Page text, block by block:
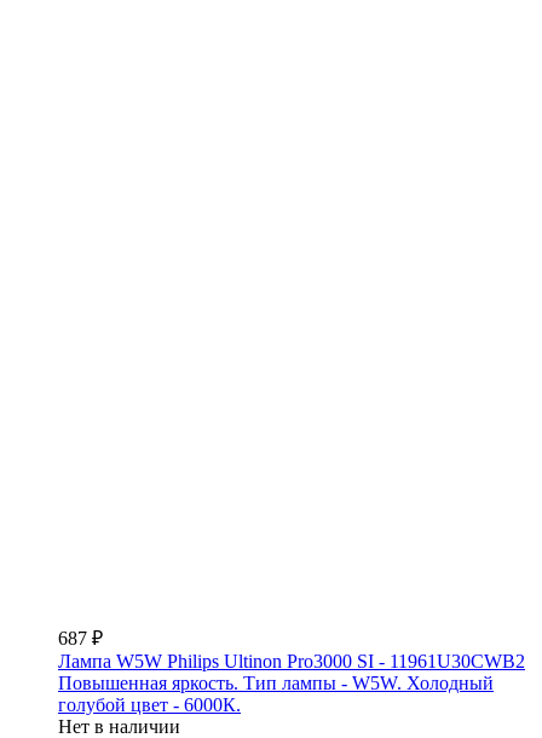
687 ₽
Лампа W5W Philips Ultinon Pro3000 SI - 11961U30CWB2
Повышенная яркость. Тип лампы - W5W. Холодный
голубой цвет - 6000К.
Нет в наличии